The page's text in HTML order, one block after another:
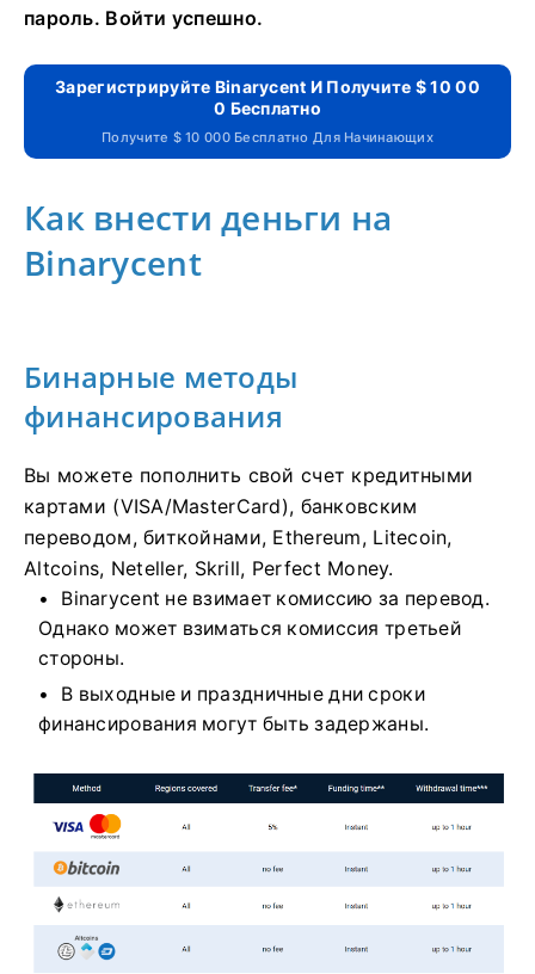
пароль. Войти успешно.
Зарегистрируйте Binarycent И Получите $ 10 00
0 Бесплатно
Получите $ 10 000 Бесплатно Для Начинающих
Как внести деньги на
Binarycent
Бинарные методы
финансирования
Вы можете пополнить свой счет кредитными
картами (VISA/MasterCard), банковским
переводом, биткойнами, Ethereum, Litecoin,
Altcoins, Neteller, Skrill, Perfect Money.
Binarycent не взимает комиссию за перевод.
Однако может взиматься комиссия третьей
стороны.
В выходные и праздничные дни сроки
финансирования могут быть задержаны.